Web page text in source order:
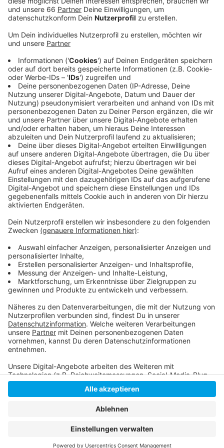
in Obdachloseneinrichtungen sind es acht.
Anzeige
Insgesamt sind fast achtzig Menschen in Quarantäne.
Parallel dazu bietet die Stadt Asylbewerbern und
Wohnungslosen Booster-Impfungen an. Die Kampagne
werde sehr gut angenommen, heißt es. Sie soll bis
Ende des Monats abgeschlossen sein.
Anzeige
Weitere Infos und Links zum Thema
Hier geht es zur ausführlichen Pressemitteilung
der Stadt
Anzeige